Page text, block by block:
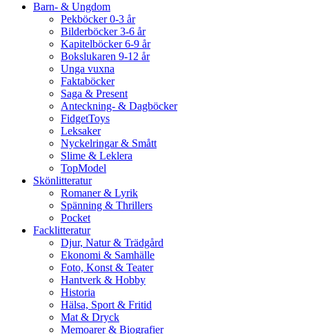
Barn- & Ungdom
Pekböcker 0-3 år
Bilderböcker 3-6 år
Kapitelböcker 6-9 år
Bokslukaren 9-12 år
Unga vuxna
Faktaböcker
Saga & Present
Anteckning- & Dagböcker
FidgetToys
Leksaker
Nyckelringar & Smått
Slime & Leklera
TopModel
Skönlitteratur
Romaner & Lyrik
Spänning & Thrillers
Pocket
Facklitteratur
Djur, Natur & Trädgård
Ekonomi & Samhälle
Foto, Konst & Teater
Hantverk & Hobby
Historia
Hälsa, Sport & Fritid
Mat & Dryck
Memoarer & Biografier